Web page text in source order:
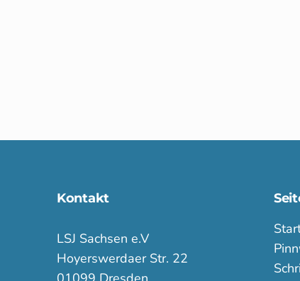
Kontakt
LSJ Sachsen e.V
Hoyerswerdaer Str. 22